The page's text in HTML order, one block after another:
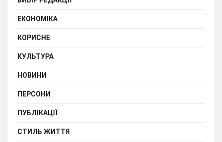
ЕКОНОМІКА
КОРИСНЕ
КУЛЬТУРА
НОВИНИ
ПЕРСОНИ
ПУБЛІКАЦІЇ
СТИЛЬ ЖИТТЯ